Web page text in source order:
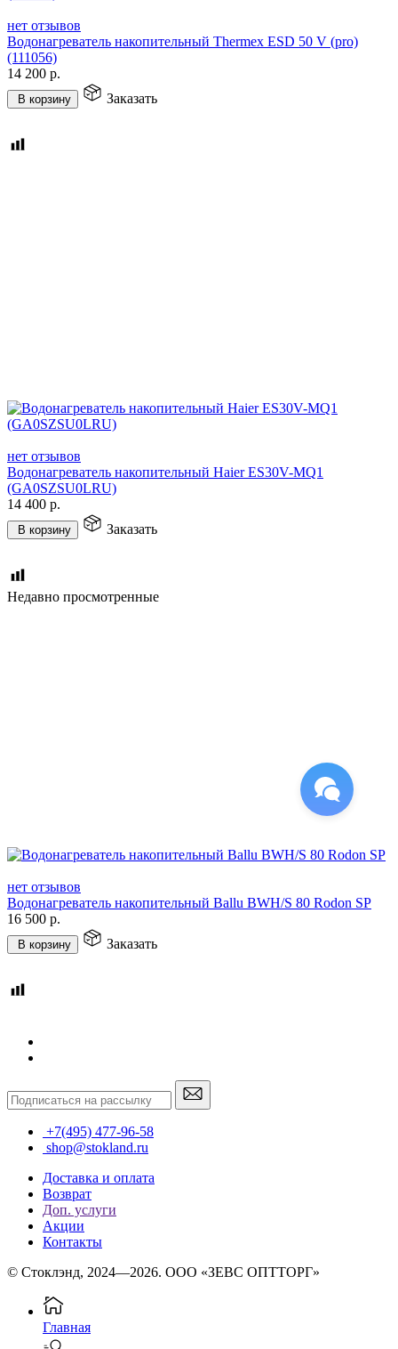
нет отзывов
Водонагреватель накопительный Thermex ESD 50 V (pro)
(111056)
14 200 р.
В корзину Заказать
нет отзывов
Водонагреватель накопительный Haier ES30V-MQ1
(GA0SZSU0LRU)
14 400 р.
В корзину Заказать
Недавно просмотренные
нет отзывов
Водонагреватель накопительный Ballu BWH/S 80 Rodon SP
16 500 р.
В корзину Заказать
+7(495) 477-96-58
shop@stokland.ru
Доставка и оплата
Возврат
Доп. услуги
Акции
Контакты
© Стоклэнд, 2024—2026. ООО «ЗЕВС ОПТТОРГ»
Главная